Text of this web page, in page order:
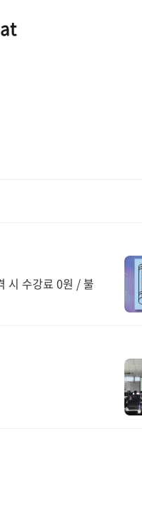
시 수강료 0원 / 불